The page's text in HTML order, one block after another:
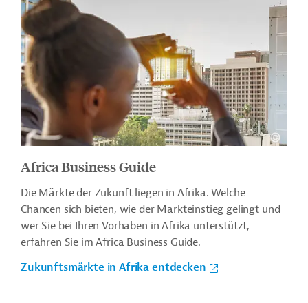
Africa Business Guide
Die Märkte der Zukunft liegen in Afrika. Welche
Chancen sich bieten, wie der Markteinstieg gelingt und
wer Sie bei Ihren Vorhaben in Afrika unterstützt,
erfahren Sie im Africa Business Guide.
Zukunftsmärkte in Afrika entdecken